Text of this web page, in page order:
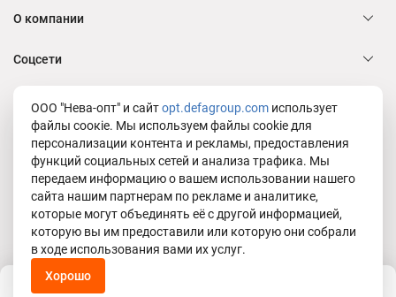
О компании
Соцсети
Служба заботы Defa group
© 1995 - 2026 Defa group
Юридическая информация
Политика в отношении обработки персональных данных ООО "Нева-
опт"
Поймали рыбку с 5 УГЛОВ
ООО "Нева-опт" и сайтopt.defagroup.com использует
файлы соокіе. Мы используем файлы cookie для
персонализации контента и рекламы, предоставления
функций социальных сетей и анализа трафика. Мы
передаем информацию о вашем использовании нашего
сайта нашим партнерам по рекламе и аналитике,
которые могут объединять её с другой информацией,
которую вы им предоставили или которую они собрали
в ходе использования вами их услуг.
Хорошо